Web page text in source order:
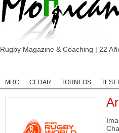
Rugby Magazine & Coaching | 22
MRC
CEDAR TORNEOS TEST